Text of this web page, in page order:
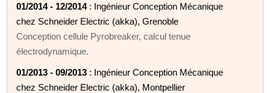
01/2014 - 12/2014: Ingénieur Conception Mécanique
chez Schneider Electric (akka), Grenoble
Conception cellule Pyrobreaker, calcul tenue
électrodynamique.
01/2013 - 09/2013 : Ingénieur Conception Mécanique
chez Schneider Electric (akka), Montpellier